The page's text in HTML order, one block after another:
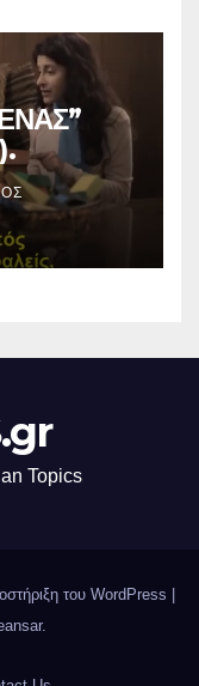
Topics
του WordPress
.